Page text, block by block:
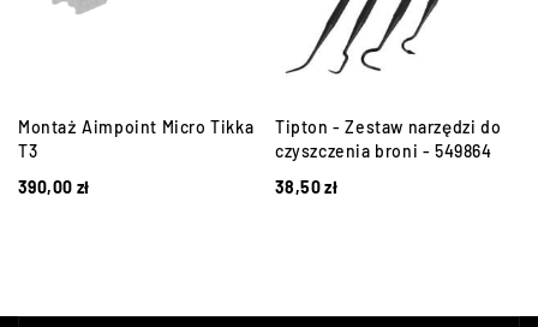
Montaż Aimpoint Micro Tikka
T3
390,00 zł
Tipton - Zestaw narzędzi do
czyszczenia broni - 549864
38,50zł